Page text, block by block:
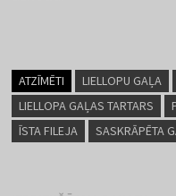
ATZĪMĒTI LIELLOPU GAĻA
LIELLOPA GAĻAS TARTARS
ĪSTA FILEJA
SASKRĀPĒTA